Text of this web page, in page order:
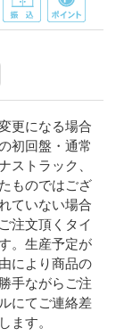
更になる場合
初回盤・通常
ストラック、
ものではござ
ていない場合
注文頂くタイ
。生産予定が
により商品の
手ながらご注
にてご連絡差
ます。